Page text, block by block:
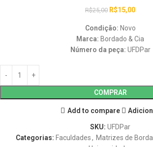
R$25,00 R$15,00
Condição: Novo
Marca: Bordado & Cia
Número da peça: UFDPar
COMPRAR
Add to compare
SKU: UFDPar
Categorias: Faculdades, Matrizes de